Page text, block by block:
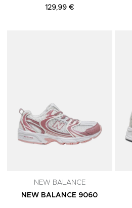
129,99 €
NEW BALANCE
NEW BALANCE 9060